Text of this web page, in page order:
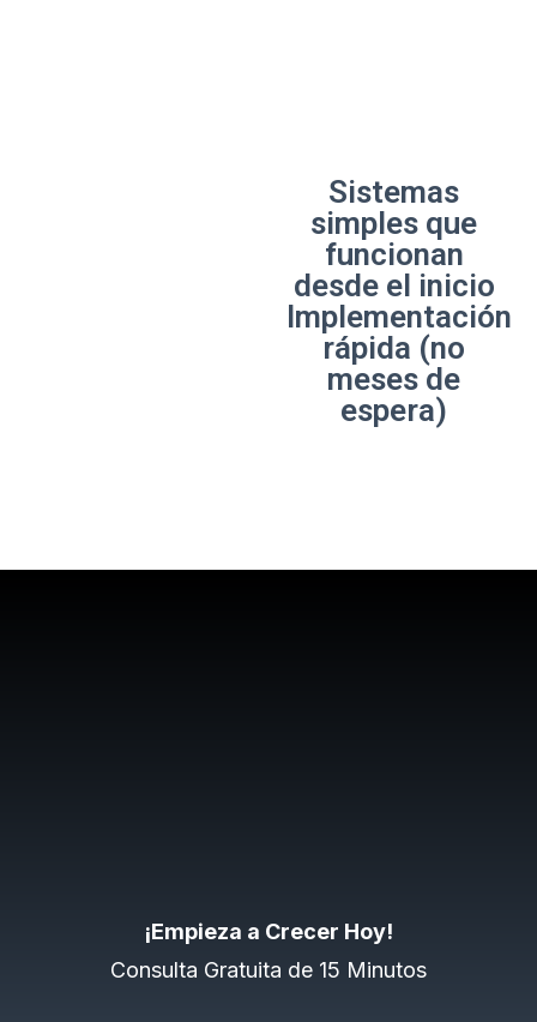
Sistemas
simples que
funcionan
desde el inicio
Implementación
rápida (no
meses de
espera)
¡Empieza a Crecer Hoy!
Consulta Gratuita de 15 Minutos